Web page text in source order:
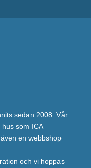
sedan 2008. Vår
som ICA
en webbshop
och vi hoppas